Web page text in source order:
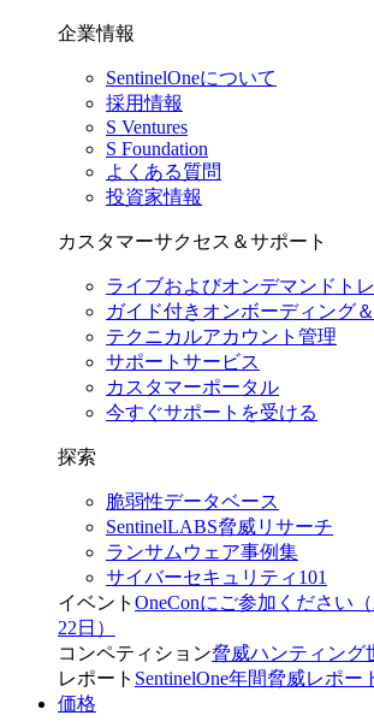
企業情報
SentinelOneについて
採用情報
S Ventures
S Foundation
よくある質問
投資家情報
カスタマーサクセス＆サポート
ライブおよびオンデマンドト
ガイド付きオンボーディング
テクニカルアカウント管理
サポートサービス
カスタマーポータル
今すぐサポートを受ける
探索
脆弱性データベース
SentinelLABS脅威リサーチ
ランサムウェア事例集
サイバーセキュリティ101
イベント OneConにご参加ください
22日）
コンペティション脅威ハンティング
レポート SentinelOne年間脅威レポー
価格